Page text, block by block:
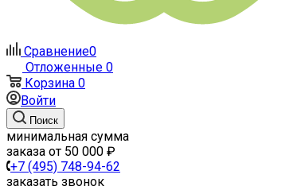
Сравнение0
Отложенные 0
Корзина 0
Войти
Поиск
минимальная сумма
заказа от 50 000 ₽
+7 (495) 748-94-62
заказать звонок